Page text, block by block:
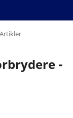
Artikler
-